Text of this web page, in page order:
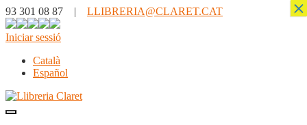
93 301 08 87 | LLIBRERIA@CLARET.CAT
Iniciar sessió
Català
Español
×